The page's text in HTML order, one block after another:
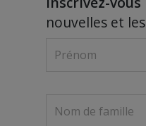
nouvelles et